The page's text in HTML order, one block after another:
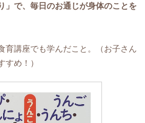
」で、毎日のお通じが身体のことを
育講座でも学んだこと。（お子さん
すめ！）